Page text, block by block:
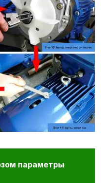
параметры